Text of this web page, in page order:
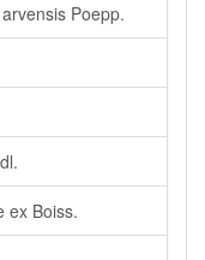
Poepp.
ex Boiss.